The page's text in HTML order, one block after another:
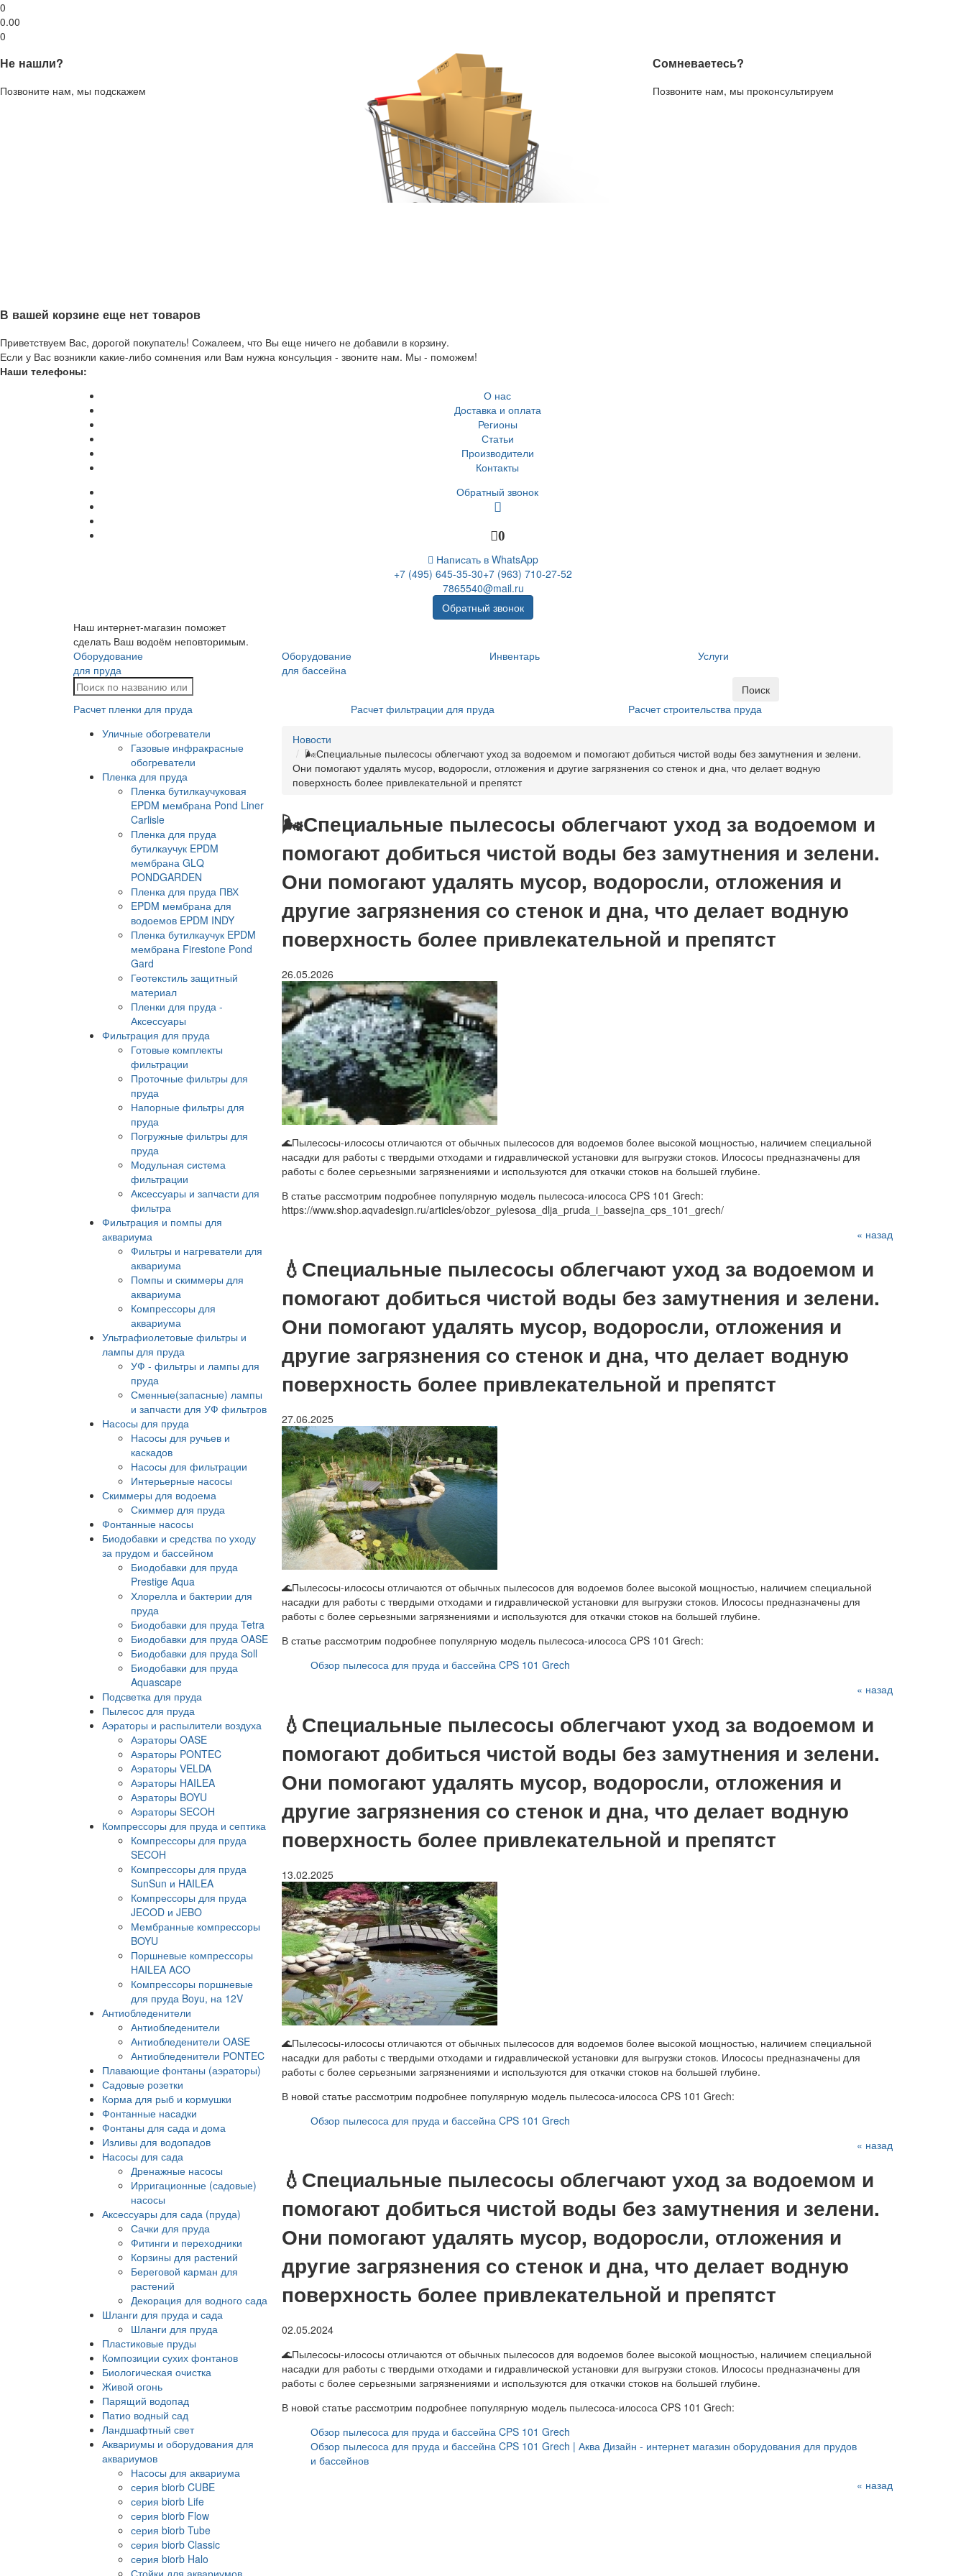
0
0.00
0
Не нашли?
Позвоните нам, мы подскажем
Сомневаетесь?
Позвоните нам, мы проконсультируем
В вашей корзине еще нет товаров
Приветствуем Вас, дорогой покупатель! Сожалеем, что Вы еще ничего не добавили в корзину.
Если у Вас возникли какие-либо сомнения или Вам нужна консульция - звоните нам. Мы - поможем!
Наши телефоны:
О нас
Доставка и оплата
Регионы
Статьи
Производители
Контакты
Обратный звонок
0
Написать в WhatsApp
+7 (495) 645-35-30+7 (963) 710-27-52
7865540@mail.ru
Обратный звонок
Наш интернет-магазин поможет
сделать Ваш водоём неповторимым.
Оборудование
для пруда
Оборудование
для бассейна
Инвентарь Услуги
Поиск
Расчет пленки для пруда
Расчет фильтрации для пруда
Расчет строительства пруда
Уличные обогреватели
Газовые инфракрасные
обогреватели
Пленка для пруда
Пленка бутилкаучуковая
EPDM мембрана Pond Liner
Carlisle
Пленка для пруда
бутилкаучук EPDM
мембрана GLQ
PONDGARDEN
Пленка для пруда ПВХ
EPDM мембрана для
водоемов EPDM INDY
Пленка бутилкаучук EPDM
мембрана Firestone Pond
Gard
Геотекстиль защитный
материал
Пленки для пруда -
Аксессуары
Фильтрация для пруда
Готовые комплекты
фильтрации
Проточные фильтры для
пруда
Напорные фильтры для
пруда
Погружные фильтры для
пруда
Модульная система
фильтрации
Аксессуары и запчасти для
фильтра
Фильтрация и помпы для
аквариума
Фильтры и нагреватели для
аквариума
Помпы и скиммеры для
аквариума
Компрессоры для
аквариума
Ультрафиолетовые фильтры и
лампы для пруда
УФ - фильтры и лампы для
пруда
Сменные(запасные) лампы
и запчасти для УФ фильтров
Насосы для пруда
Насосы для ручьев и
каскадов
Насосы для фильтрации
Интерьерные насосы
Скиммеры для водоема
Скиммер для пруда
Фонтанные насосы
Биодобавки и средства по уходу
за прудом и бассейном
Биодобавки для пруда
Prestige Aqua
Хлорелла и бактерии для
пруда
Биодобавки для пруда Tetra
Биодобавки для пруда OASE
Биодобавки для пруда Soll
Биодобавки для пруда
Aquascape
Подсветка для пруда
Пылесос для пруда
Аэраторы и распылители воздуха
Аэраторы OASE
Аэраторы PONTEC
Аэраторы VELDA
Аэраторы HAILEA
Аэраторы BOYU
Аэраторы SECOH
Компрессоры для пруда и септика
Компрессоры для пруда
SECOH
Компрессоры для пруда
SunSun и HAILEA
Компрессоры для пруда
JECOD и JEBO
Мембранные компрессоры
BOYU
Поршневые компрессоры
HAILEA ACO
Компрессоры поршневые
для пруда Boyu, на 12V
Антиобледенители
Антиобледенители
Антиобледенители OASE
Антиобледенители PONTEC
Плавающие фонтаны (аэраторы)
Садовые розетки
Корма для рыб и кормушки
Фонтанные насадки
Фонтаны для сада и дома
Изливы для водопадов
Насосы для сада
Дренажные насосы
Ирригационные (садовые)
насосы
Аксессуары для сада (пруда)
Сачки для пруда
Фитинги и переходники
Корзины для растений
Береговой карман для
растений
Декорация для водного сада
Шланги для пруда и сада
Шланги для пруда
Пластиковые пруды
Композиции сухих фонтанов
Биологическая очистка
Живой огонь
Парящий водопад
Патио водный сад
Ландшафтный свет
Аквариумы и оборудования для
аквариумов
Насосы для аквариума
серия biorb CUBE
серия biorb Life
серия biorb Flow
серия biorb Tube
серия biorb Classic
серия biorb Halo
Стойки для аквариумов
Новости
🌬Специальные пылесосы облегчают уход за водоемом и помогают добиться чистой воды без замутнения и зелени.
Они помогают удалять мусор, водоросли, отложения и другие загрязнения со стенок и дна, что делает водную
поверхность более привлекательной и препятст
🌬Специальные пылесосы облегчают уход за водоемом и
помогают добиться чистой воды без замутнения и зелени.
Они помогают удалять мусор, водоросли, отложения и
другие загрязнения со стенок и дна, что делает водную
поверхность более привлекательной и препятст
26.05.2026
🌊Пылесосы-илососы отличаются от обычных пылесосов для водоемов более высокой мощностью, наличием специальной
насадки для работы с твердыми отходами и гидравлической установки для выгрузки стоков. Илососы предназначены для
работы с более серьезными загрязнениями и используются для откачки стоков на большей глубине.
В статье рассмотрим подробнее популярную модель пылесоса-илососа CPS 101 Grech:
https://www.shop.aqvadesign.ru/articles/obzor_pylesosa_dlja_pruda_i_bassejna_cps_101_grech/
« назад
💧Специальные пылесосы облегчают уход за водоемом и
помогают добиться чистой воды без замутнения и зелени.
Они помогают удалять мусор, водоросли, отложения и
другие загрязнения со стенок и дна, что делает водную
поверхность более привлекательной и препятст
27.06.2025
🌊Пылесосы-илососы отличаются от обычных пылесосов для водоемов более высокой мощностью, наличием специальной
насадки для работы с твердыми отходами и гидравлической установки для выгрузки стоков. Илососы предназначены для
работы с более серьезными загрязнениями и используются для откачки стоков на большей глубине.
В статье рассмотрим подробнее популярную модель пылесоса-илососа CPS 101 Grech:
Обзор пылесоса для пруда и бассейна CPS 101 Grech
« назад
💧Специальные пылесосы облегчают уход за водоемом и
помогают добиться чистой воды без замутнения и зелени.
Они помогают удалять мусор, водоросли, отложения и
другие загрязнения со стенок и дна, что делает водную
поверхность более привлекательной и препятст
13.02.2025
🌊Пылесосы-илососы отличаются от обычных пылесосов для водоемов более высокой мощностью, наличием специальной
насадки для работы с твердыми отходами и гидравлической установки для выгрузки стоков. Илососы предназначены для
работы с более серьезными загрязнениями и используются для откачки стоков на большей глубине.
В новой статье рассмотрим подробнее популярную модель пылесоса-илососа CPS 101 Grech:
Обзор пылесоса для пруда и бассейна CPS 101 Grech
« назад
💧Специальные пылесосы облегчают уход за водоемом и
помогают добиться чистой воды без замутнения и зелени.
Они помогают удалять мусор, водоросли, отложения и
другие загрязнения со стенок и дна, что делает водную
поверхность более привлекательной и препятст
02.05.2024
🌊Пылесосы-илососы отличаются от обычных пылесосов для водоемов более высокой мощностью, наличием специальной
насадки для работы с твердыми отходами и гидравлической установки для выгрузки стоков. Илососы предназначены для
работы с более серьезными загрязнениями и используются для откачки стоков на большей глубине.
В новой статье рассмотрим подробнее популярную модель пылесоса-илососа CPS 101 Grech:
Обзор пылесоса для пруда и бассейна CPS 101 Grech
Обзор пылесоса для пруда и бассейна CPS 101 Grech | Аква Дизайн - интернет магазин оборудования для прудов
и бассейнов
« назад